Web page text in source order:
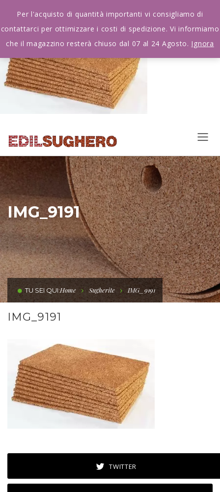
IMG_9191
TU SEI QUI:Home Sugherite IMG_9191
IMG_9191
TWITTER
Per l'acquisto di quantità importanti vi consigliamo di
contattarci per ottimizzare i costi di spedizione. Vi informiamo
che il magazzino resterà chiuso dal 07 al 24 Agosto. Ignora